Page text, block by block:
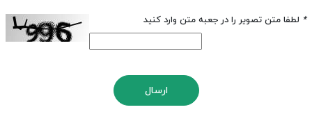
* لطفا متن تصویر را در جعبه متن وارد کنید
ارسال